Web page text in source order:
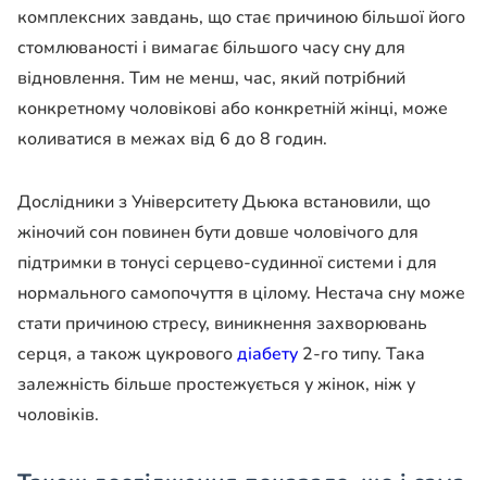
комплексних завдань, що стає причиною більшої його
стомлюваності і вимагає більшого часу сну для
відновлення. Тим не менш, час, який потрібний
конкретному чоловікові або конкретній жінці, може
коливатися в межах від 6 до 8 годин.
Дослідники з Університету Дьюка встановили, що
жіночий сон повинен бути довше чоловічого для
підтримки в тонусі серцево-судинної системи і для
нормального самопочуття в цілому. Нестача сну може
стати причиною стресу, виникнення захворювань
серця, а також цукровогодіабету 2-го типу. Така
залежність більше простежується у жінок, ніж у
чоловіків.